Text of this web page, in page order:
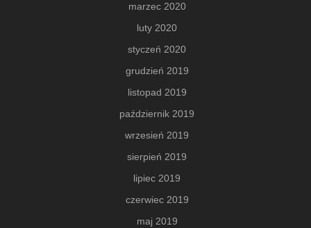
marzec 2020
luty 2020
styczeń 2020
grudzień 2019
listopad 2019
październik 2019
wrzesień 2019
sierpień 2019
lipiec 2019
czerwiec 2019
maj 2019